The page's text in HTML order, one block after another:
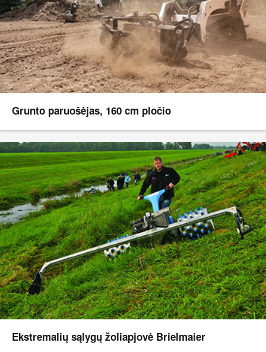
Grunto paruošėjas, 160 cm pločio
Ekstremalių sąlygų žoliapjovė Brielmaier